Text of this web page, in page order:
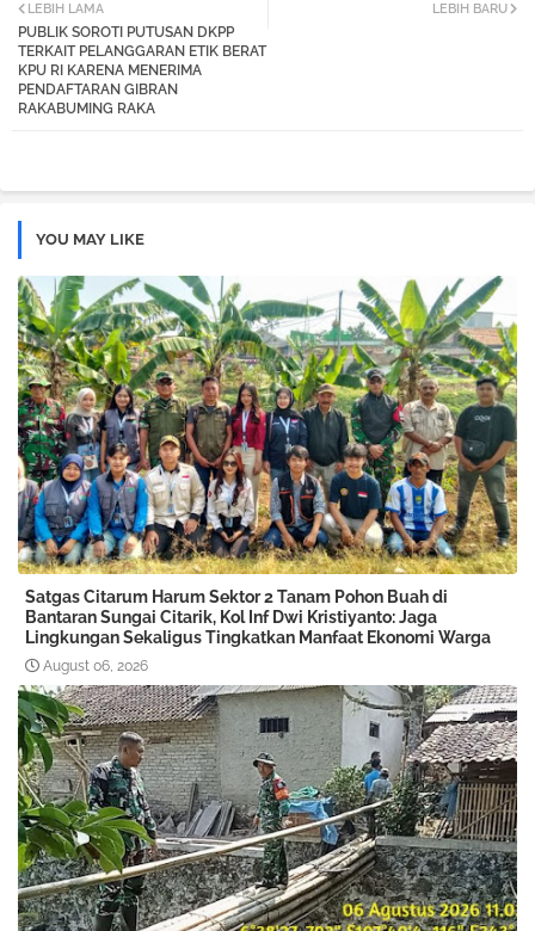
tter
LEBIH BARU
LEBIH LAMA
PUBLIK SOROTI PUTUSAN DKPP
TERKAIT PELANGGARAN ETIK BERAT
KPU RI KARENA MENERIMA
PENDAFTARAN GIBRAN
RAKABUMING RAKA
YOU MAY LIKE
Satgas Citarum Harum Sektor 2 Tanam Pohon Buah di
Bantaran Sungai Citarik, Kol Inf Dwi Kristiyanto: Jaga
Lingkungan Sekaligus Tingkatkan Manfaat Ekonomi Warga
August 06, 2026